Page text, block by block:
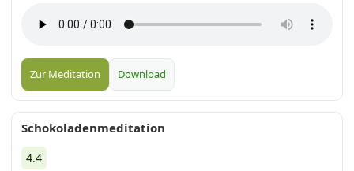
Zur Meditation Download
Schokoladenmeditation
4.4